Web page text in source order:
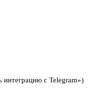
интеграцию с Telegram»)